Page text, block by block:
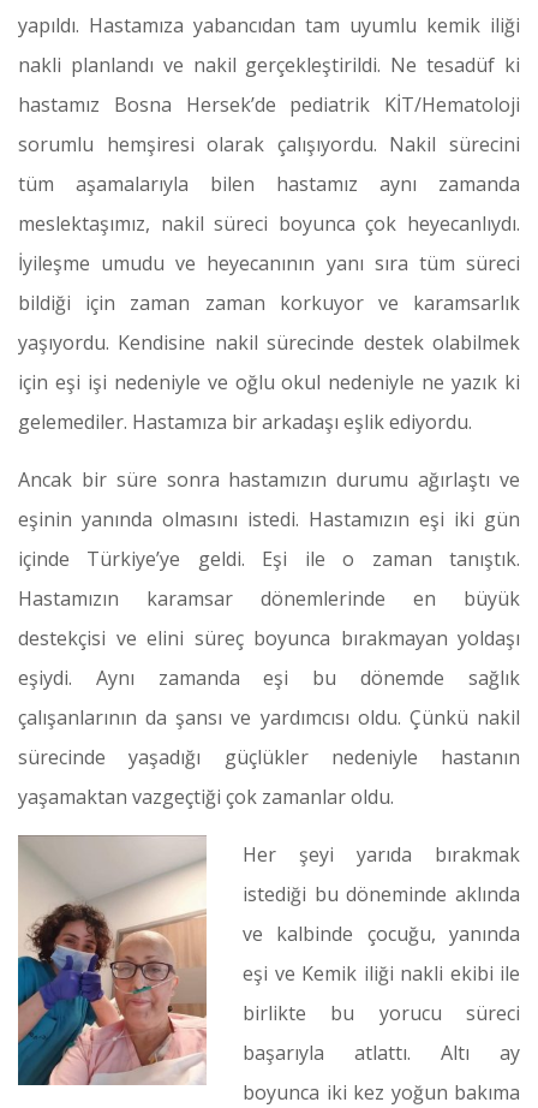
yapıldı. Hastamıza yabancıdan tam uyumlu kemik iliği
nakli planlandı ve nakil gerçekleştirildi. Ne tesadüf ki
hastamız Bosna Hersek’de pediatrik KİT/Hematoloji
sorumlu hemşiresi olarak çalışıyordu. Nakil sürecini
tüm aşamalarıyla bilen hastamız aynı zamanda
meslektaşımız, nakil süreci boyunca çok heyecanlıydı.
İyileşme umudu ve heyecanının yanı sıra tüm süreci
bildiği için zaman zaman korkuyor ve karamsarlık
yaşıyordu. Kendisine nakil sürecinde destek olabilmek
için eşi işi nedeniyle ve oğlu okul nedeniyle ne yazık ki
gelemediler. Hastamıza bir arkadaşı eşlik ediyordu.
Ancak bir süre sonra hastamızın durumu ağırlaştı ve
eşinin yanında olmasını istedi. Hastamızın eşi iki gün
içinde Türkiye’ye geldi. Eşi ile o zaman tanıştık.
Hastamızın karamsar dönemlerinde en büyük
destekçisi ve elini süreç boyunca bırakmayan yoldaşı
eşiydi. Aynı zamanda eşi bu dönemde sağlık
çalışanlarının da şansı ve yardımcısı oldu. Çünkü nakil
sürecinde yaşadığı güçlükler nedeniyle hastanın
yaşamaktan vazgeçtiği çok zamanlar oldu.
Her şeyi yarıda bırakmak
istediği bu döneminde aklında
ve kalbinde çocuğu, yanında
eşi ve Kemik iliği nakli ekibi ile
birlikte bu yorucu süreci
başarıyla atlattı. Altı ay
boyunca iki kez yoğun bakıma